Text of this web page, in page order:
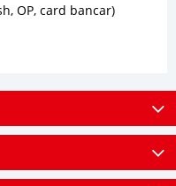
OP, card bancar)